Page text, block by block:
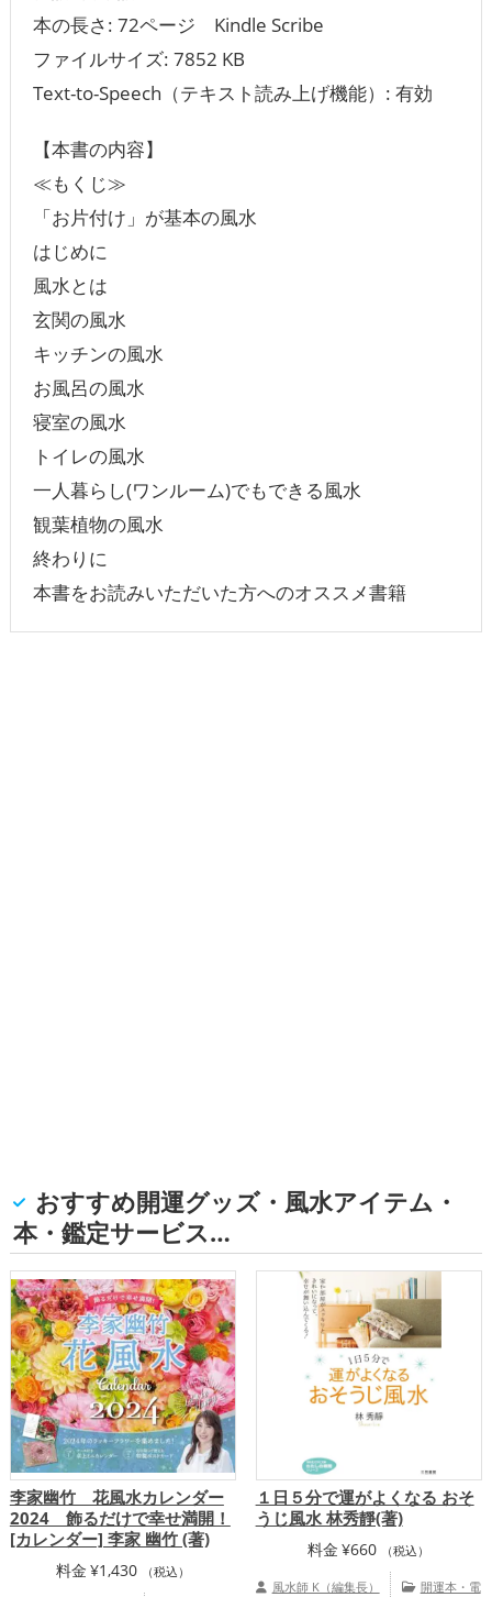
本の長さ: 72ページ Kindle Scribe
ファイルサイズ: 7852 KB
Text-to-Speech（テキスト読み上げ機能）: 有効
【本書の内容】
≪もくじ≫
「お片付け」が基本の風水
はじめに
風水とは
玄関の風水
キッチンの風水
お風呂の風水
寝室の風水
トイレの風水
一人暮らし(ワンルーム)でもできる風水
観葉植物の風水
終わりに
本書をお読みいただいた方へのオススメ書籍
おすすめ開運グッズ・風水アイテム・
本・鑑定サービス…
李家幽竹 花風水カレンダー
2024 飾るだけで幸せ満開！
[カレンダー] 李家 幽竹 (著)
料金 ¥1,430 （税込）
１日５分で運がよくなる おそ
うじ風水 林秀靜(著)
料金 ¥660 （税込）
風水師 K（編集長）
開運本・電